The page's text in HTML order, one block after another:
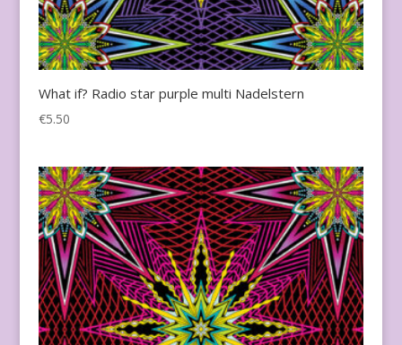
What if? Radio star purple multi Nadelstern
€5.50